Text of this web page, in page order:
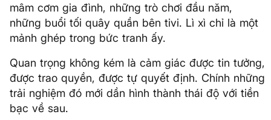
mâm cơm gia đình, những trò chơi đầu năm,
những buổi tối quây quần bên tivi. Lì xì chỉ là một
mảnh ghép trong bức tranh ấy.
Quan trọng không kém là cảm giác được tin tưởng,
được trao quyền, được tự quyết định. Chính những
trải nghiệm đó mới dần hình thành thái độ với tiền
bạc về sau.